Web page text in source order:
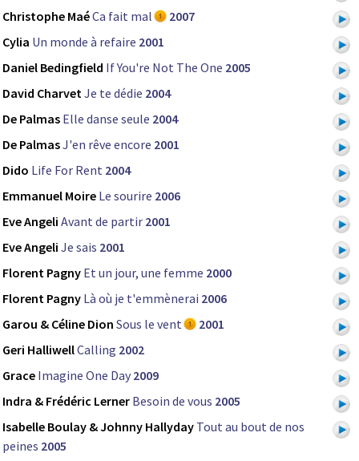
Christophe MaéCa fait mal
2007
Cylia Un monde à refaire 2001
Daniel Bedingfield If You're Not The One 2005
David CharvetJe te dédie 2004
De Palmas Elle danse seule 2004
De PalmasJ'en rêve encore 2001
Dido Life For Rent 2004
Emmanuel Moire Le sourire 2006
Eve Angeli Avant de partir 2001
Eve Angeli Je sais 2001
Florent Pagny Et un jour, une femme 2000
Florent Pagny Là où je t'emmènerai 2006
Garou & Céline Dion Sous le vent
2001
Geri HalliwellCalling 2002
Grace Imagine One Day 2009
Indra & Frédéric Lerner Besoin de vous 2005
Isabelle Boulay & Johnny Hallyday Tout au bout de nos
peines 2005